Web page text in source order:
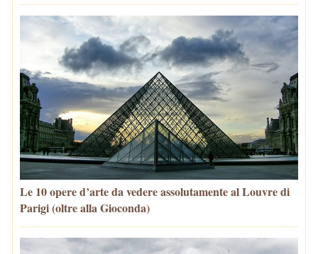
Le 10 opere d’arte da vedere assolutamente al Louvre di
Parigi (oltre alla Gioconda)